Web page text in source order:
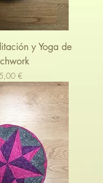
y Yoga de
€